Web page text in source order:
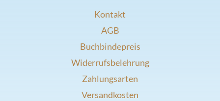
Kontakt
AGB
Buchbindepreis
Widerrufsbelehrung
Zahlungsarten
Versandkosten